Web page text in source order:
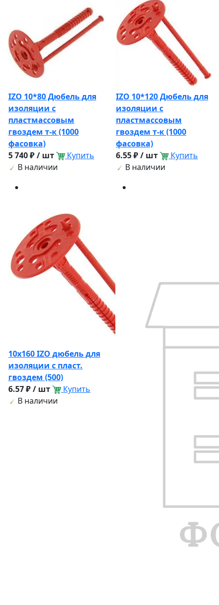
IZO 10*80 Дюбель для
изоляции с
пластмассовым
гвоздем т-к (1000
фасовка)
5 740 ₽ / шт
Купить
В наличии
IZO 10*120 Дюбель для
изоляции с
пластмассовым
гвоздем т-к (1000
фасовка)
6.55 ₽ / шт
Купить
В наличии
10х160 IZO дюбель для
изоляции с пласт.
гвоздем (500)
6.57 ₽ / шт
Купить
В наличии